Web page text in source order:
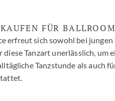
FÜR
erfreut sich sowohl bei
diese Tanzart unerlässlich,
Tanzstunde als auch